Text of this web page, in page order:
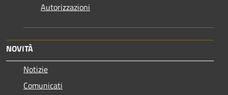
Autorizzazioni
NOVITÀ
Notizie
Comunicati